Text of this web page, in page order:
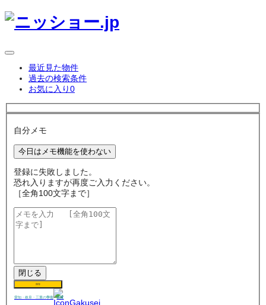
最近見た物件
過去の検索条件
お気に入り0
自分メモ
今日はメモ機能を使わない
登録に失敗しました。
恐れ入りますが再度ご入力ください。
［全角100文字まで］
閉じる
保存
愛知・岐阜・三重の学生 賃貸